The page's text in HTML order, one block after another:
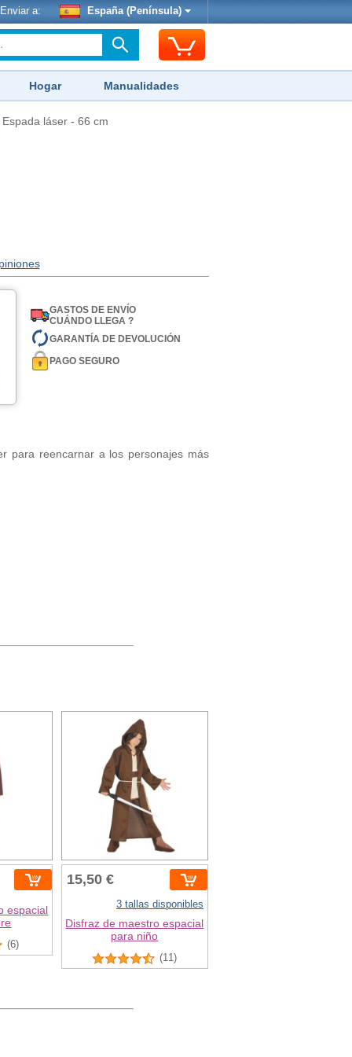
Enviar a: España (Península)
Hogar Manualidades
Espada láser - 66 cm
GASTOS DE ENVÍO
CUÁNDO LLEGA ?
GARANTÍA DE DEVOLUCIÓN
PAGO SEGURO
para reencarnar a los personajes más
espacial
(6)
15,50 €
3 tallas disponibles
Disfraz de maestro espacial
para niño
(11)